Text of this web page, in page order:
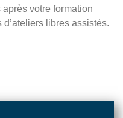
votre formation
libres assistés.